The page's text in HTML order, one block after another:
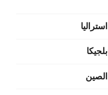
استراليا
بلجيكا
الصين